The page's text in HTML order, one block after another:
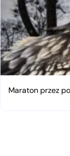
Maraton przez